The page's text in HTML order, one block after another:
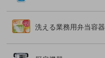
洗える業務用弁当容器